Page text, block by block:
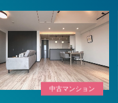
中古マンション